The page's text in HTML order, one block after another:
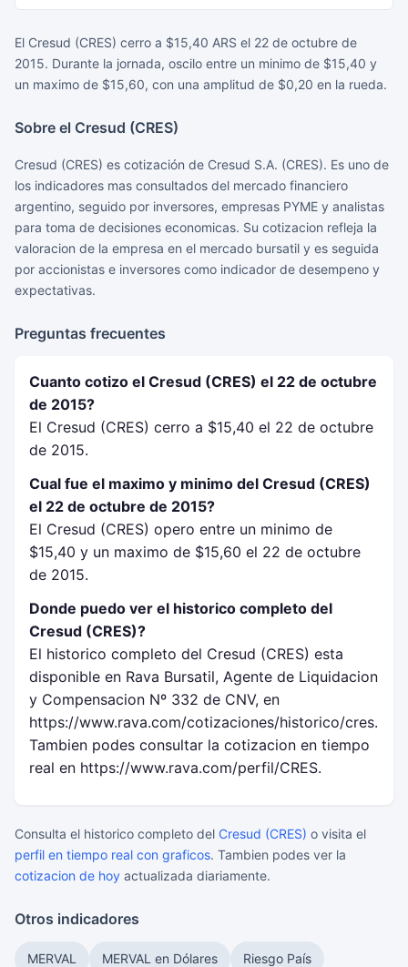
El Cresud (CRES) cerro a $15,40 ARS el 22 de octubre de
2015. Durante la jornada, oscilo entre un minimo de $15,40 y
un maximo de $15,60, con una amplitud de $0,20 en la rueda.
Sobre el Cresud (CRES)
Cresud (CRES) es cotización de Cresud S.A. (CRES). Es uno de
los indicadores mas consultados del mercado financiero
argentino, seguido por inversores, empresas PYME y analistas
para toma de decisiones economicas. Su cotizacion refleja la
valoracion de la empresa en el mercado bursatil y es seguida
por accionistas e inversores como indicador de desempeno y
expectativas.
Preguntas frecuentes
Cuanto cotizo el Cresud (CRES) el 22 de octubre
de 2015?
El Cresud (CRES) cerro a $15,40 el 22 de octubre
de 2015.
Cual fue el maximo y minimo del Cresud (CRES)
el 22 de octubre de 2015?
El Cresud (CRES) opero entre un minimo de
$15,40 y un maximo de $15,60 el 22 de octubre
de 2015.
Donde puedo ver el historico completo del
Cresud (CRES)?
El historico completo del Cresud (CRES) esta
disponible en Rava Bursatil, Agente de Liquidacion
y Compensacion Nº 332 de CNV, en
https://www.rava.com/cotizaciones/historico/cres.
Tambien podes consultar la cotizacion en tiempo
real en https://www.rava.com/perfil/CRES.
Consulta el historico completo del Cresud (CRES) o visita el
perfil en tiempo real con graficos. Tambien podes ver la
cotizacion de hoy actualizada diariamente.
Otros indicadores
MERVAL MERVAL en Dólares Riesgo País